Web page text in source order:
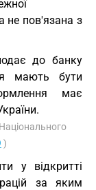
не пов'язана з
до банку
мають бути
має
)
у відкритті
за яким